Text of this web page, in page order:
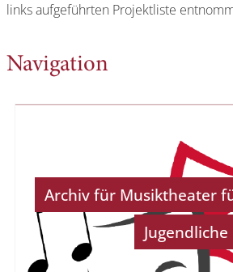
links aufgeführten Projektliste
Navigation
Archiv für Musiktheater
Jugendliche